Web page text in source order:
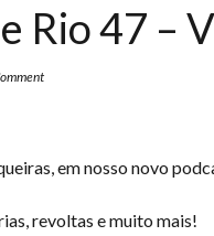
Rio 47 –
em nosso novo
revoltas e muito mais!